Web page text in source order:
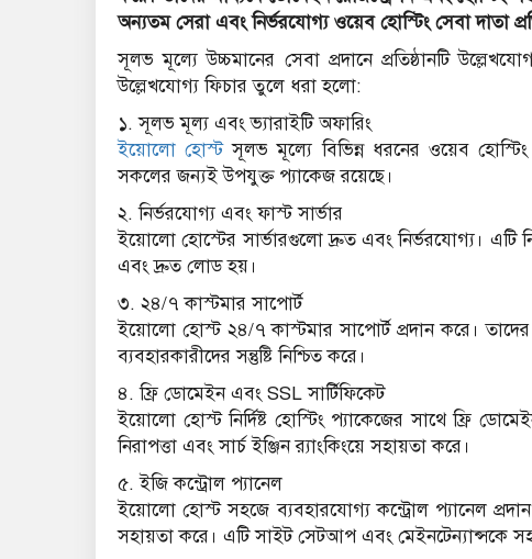
অন্যতম সেরা এবং নির্ভরযোগ্য ওয়েব হোস্টিং সেবা দাতা
সূলভ মূল্যে উচ্চমানের সেবা প্রদানে প্রতিষ্ঠানটি
উল্লেখযোগ্য ফিচার তুলে ধরা হলো:
১. সূলভ মূল্য এবং ভ্যারাইটি অফারিং
ইয়োলো হোস্টসূলভ মূল্যে বিভিন্ন ধরনের ওয়েব হোস্টিং
সকলের জন্যই উপযুক্ত প্যাকেজ রয়েছে।
২. নির্ভরযোগ্য এবং ফাস্ট সার্ভার
ইয়োলো হোস্টের সার্ভারগুলো দ্রুত এবং নির্ভরযোগ্য। এটি
এবং দ্রুত লোড হয়।
৩. ২৪/৭ কাস্টমার সাপোর্ট
ইয়োলো হোস্ট ২৪/৭ কাস্টমার সাপোর্ট প্রদান করে।
ব্যবহারকারীদের সন্তুষ্টি নিশ্চিত করে।
৪. ফ্রি ডোমেইন এবং SSL সার্টিফিকেট
ইয়োলো হোস্ট নির্দিষ্ট হোস্টিং প্যাকেজের সাথে ফ্রি
নিরাপত্তা এবং সার্চ ইঞ্জিন র‍্যাংকিংয়ে সহায়তা করে।
৫. ইজি কন্ট্রোল প্যানেল
ইয়োলো হোস্ট সহজে ব্যবহারযোগ্য কন্ট্রোল প্যানেল
সহায়তা করে। এটি সাইট সেটআপ এবং মেইনটেন্যান্সকে